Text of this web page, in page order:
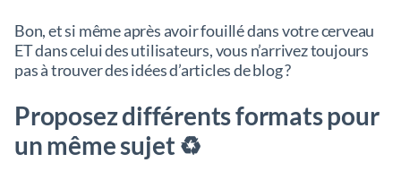
Bon, et si même après avoir fouillé dans votre cerveau
ET dans celui des utilisateurs, vous n’arrivez toujours
pas à trouver des idées d’articles de blog ?
Proposez différents formats pour
un même sujet ♻️